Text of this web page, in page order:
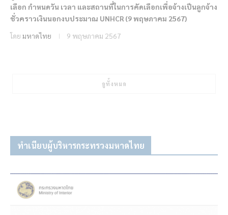
เลือก กำหนดวัน เวลา และสถานที่ในการคัดเลือกเพื่อจ้างเป็นลูกจ้าง
ชั่วคราวเงินนอกงบประมาณ UNHCR (9 พฤษภาคม 2567)
โดย มหาดไทย 9 พฤษภาคม 2567
ดูทั้งหมด
ทำเนียบผู้บริหารกระทรวงมหาดไทย